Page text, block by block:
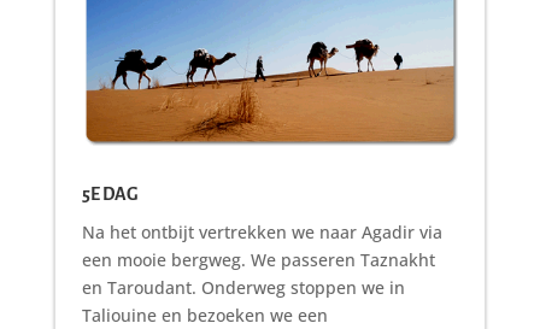
5E DAG
Na het ontbijt vertrekken we naar Agadir via
een mooie bergweg. We passeren Taznakht
en Taroudant. Onderweg stoppen we in
Taliouine en bezoeken we een